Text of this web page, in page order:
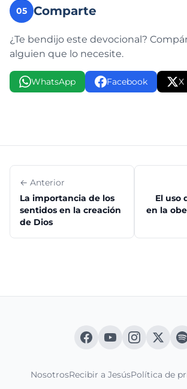
05 Comparte
¿Te bendijo este devocional?
alguien que lo necesite.
WhatsApp Facebook X
← Anterior
La importancia de los
sentidos en la creación
de Dios
El uso
en la
NosotrosRecibir a JesúsPolítica de